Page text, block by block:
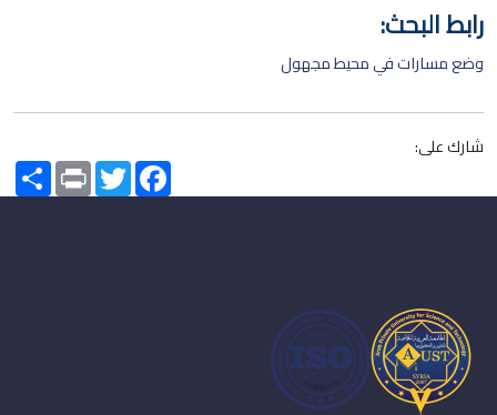
رابط البحث:
وضع مسارات في محيط مجهول
شارك على:
Share PrintTwitterFacebook